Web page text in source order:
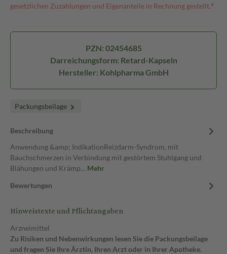
gesetzlichen Zuzahlungen und Eigenanteile in Rechnung gestellt.⁴
PZN: 02454685
Darreichungsform: Retard-Kapseln
Hersteller: Kohlpharma GmbH
Packungsbeilage
Beschreibung
Anwendung &amp; IndikationReizdarm-Syndrom, mit
Bauchschmerzen in Verbindung mit gestörtem Stuhlgang und
Blähungen und Krämp… Mehr
Bewertungen
Hinweistexte und Pflichtangaben
Arzneimittel
Zu Risiken und Nebenwirkungen lesen Sie die Packungsbeilage
und fragen Sie Ihre Ärztin, Ihren Arzt oder in Ihrer Apotheke.